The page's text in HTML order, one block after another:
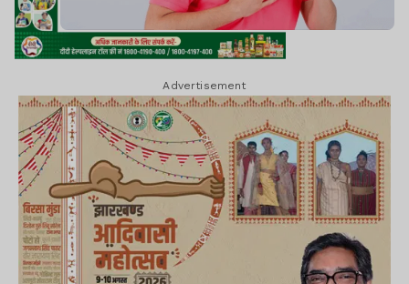
Advertisement